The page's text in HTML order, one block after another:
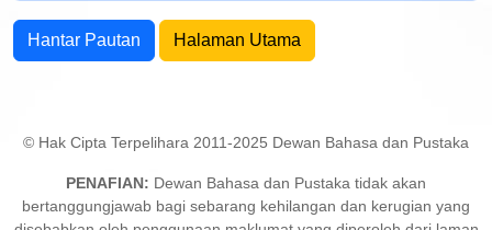
Hantar Pautan Halaman Utama
© Hak Cipta Terpelihara 2011-2025 Dewan Bahasa dan Pustaka
PENAFIAN: Dewan Bahasa dan Pustaka tidak akan
bertanggungjawab bagi sebarang kehilangan dan kerugian yang